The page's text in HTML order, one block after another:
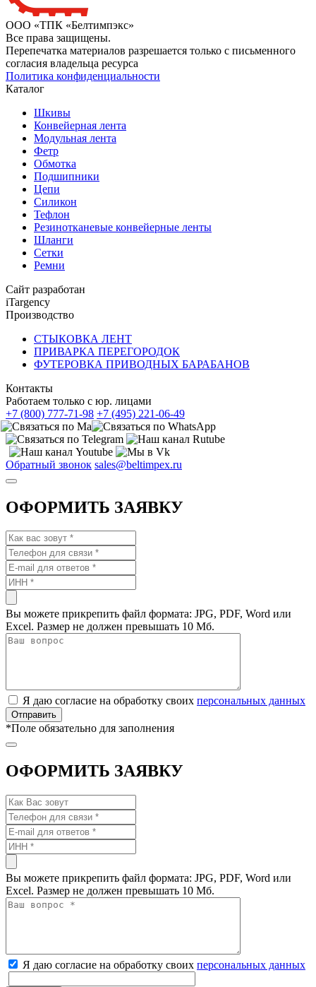
ООО «ТПК «Белтимпэкс»
Все права защищены.
Перепечатка материалов разрешается только с письменного
согласия владельца ресурса
Политика конфиденциальности
Каталог
Шкивы
Конвейерная лента
Модульная лента
Фетр
Обмотка
Подшипники
Цепи
Силикон
Тефлон
Резинотканевые конвейерные ленты
Шланги
Сетки
Ремни
Сайт разработан
iTargency
Производство
СТЫКОВКА ЛЕНТ
ПРИВАРКА ПЕРЕГОРОДОК
ФУТЕРОВКА ПРИВОДНЫХ БАРАБАНОВ
Контакты
Работаем только с юр. лицами
+7 (800) 777-71-98 +7 (495) 221-06-49
Обратный звонок sales@beltimpex.ru
ОФОРМИТЬ ЗАЯВКУ
Вы можете прикрепить файл формата: JPG, PDF, Word или
Excel. Размер не должен превышать 10 Мб.
Я даю согласие на обработку своих персональных данных
*Поле обязательно для заполнения
ОФОРМИТЬ ЗАЯВКУ
Вы можете прикрепить файл формата: JPG, PDF, Word или
Excel. Размер не должен превышать 10 Мб.
Я даю согласие на обработку своих персональных данных